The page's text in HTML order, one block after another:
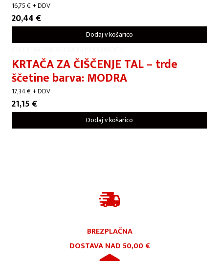
16,75€+ DDV
20,44 €
Dodaj v košarico
KRTAČA ZA ČIŠČENJE TAL – trde
ščetine barva: MODRA
17,34€+ DDV
21,15 €
Dodaj v košarico
BREZPLAČNA
DOSTAVA NAD 50,00 €